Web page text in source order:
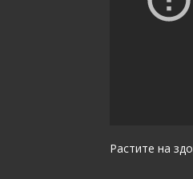
Растите на